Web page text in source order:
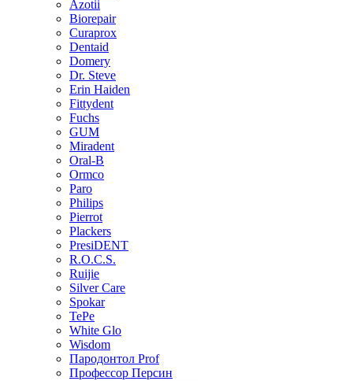
Azotii
Biorepair
Curaprox
Dentaid
Domery
Dr. Steve
Erin Haiden
Fittydent
Fuchs
GUM
Miradent
Oral-B
Ormco
Paro
Philips
Pierrot
Plackers
PresiDENT
R.O.C.S.
Ruijie
Silver Care
Spokar
TePe
White Glo
Wisdom
Пародонтол Prof
Профессор Персин